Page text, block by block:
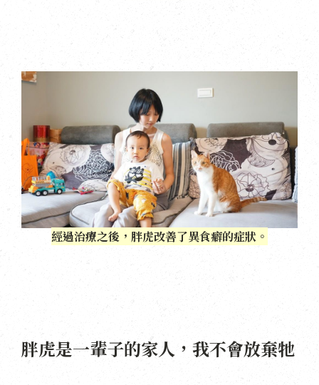
經過治療之後，胖虎改善了異食癖的症狀。
胖虎是一輩子的家人，我不會放棄牠